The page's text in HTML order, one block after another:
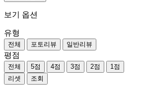
보기 옵션
유형
전체 포토리뷰 일반리뷰
평점
전체 5점 4점 3점 2점
1점
리셋
조회